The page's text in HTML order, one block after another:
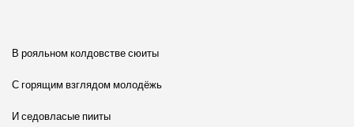
В рояльном колдовстве сюиты
С горящим взглядом молодёжь
И седовласые пииты